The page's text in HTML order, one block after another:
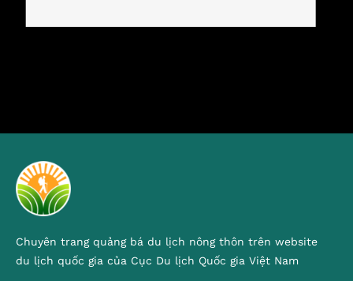
Chuyên trang quảng bá du lịch nông thôn trên website
du lịch quốc gia của Cục Du lịch Quốc gia Việt Nam